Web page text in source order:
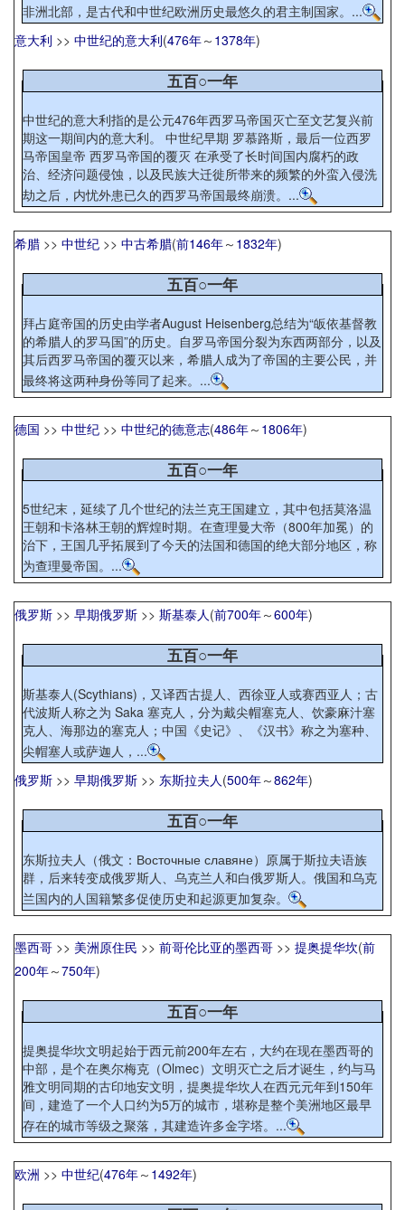
非洲北部，是古代和中世纪欧洲历史最悠久的君主制国家。...
意大利 >> 中世纪的意大利(476年～ 1378年)
五百○一年
中世纪的意大利指的是公元476年西罗马帝国灭亡至文艺复兴前
期这一期间内的意大利。 中世纪早期 罗慕路斯，最后一位西罗
马帝国皇帝 西罗马帝国的覆灭 在承受了长时间国内腐朽的政
治、经济问题侵蚀，以及民族大迁徙所带来的频繁的外蛮入侵洗
劫之后，内忧外患已久的西罗马帝国最终崩溃。...
希腊 >> 中世纪 >> 中古希腊(前146年～ 1832年)
五百○一年
拜占庭帝国的历史由学者August Heisenberg总结为“皈依基督教
的希腊人的罗马国”的历史。自罗马帝国分裂为东西两部分，以及
其后西罗马帝国的覆灭以来，希腊人成为了帝国的主要公民，并
最终将这两种身份等同了起来。...
德国 >> 中世纪 >> 中世纪的德意志(486年～ 1806年)
五百○一年
5世纪末，延续了几个世纪的法兰克王国建立，其中包括莫洛温
王朝和卡洛林王朝的辉煌时期。在查理曼大帝（800年加冕）的
治下，王国几乎拓展到了今天的法国和德国的绝大部分地区，称
为查理曼帝国。...
俄罗斯 >> 早期俄罗斯 >> 斯基泰人(前700年～600年)
五百○一年
斯基泰人(Scythians)，又译西古提人、西徐亚人或赛西亚人；古
代波斯人称之为 Saka 塞克人，分为戴尖帽塞克人、饮豪麻汁塞
克人、海那边的塞克人；中国《史记》、《汉书》称之为塞种、
尖帽塞人或萨迦人，...
俄罗斯 >> 早期俄罗斯 >> 东斯拉夫人(500年～862年)
五百○一年
东斯拉夫人（俄文：Восточные славяне）原属于斯拉夫语族
群，后来转变成俄罗斯人、乌克兰人和白俄罗斯人。俄国和乌克
兰国内的人国籍繁多促使历史和起源更加复杂。
墨西哥 >> 美洲原住民 >> 前哥伦比亚的墨西哥 >> 提奥提华坎(前
200年～750年)
五百○一年
提奥提华坎文明起始于西元前200年左右，大约在现在墨西哥的
中部，是个在奥尔梅克（Olmec）文明灭亡之后才诞生，约与马
雅文明同期的古印地安文明，提奥提华坎人在西元元年到150年
间，建造了一个人口约为5万的城市，堪称是整个美洲地区最早
存在的城市等级之聚落，其建造许多金字塔。...
欧洲 >> 中世纪(476年～ 1492年)